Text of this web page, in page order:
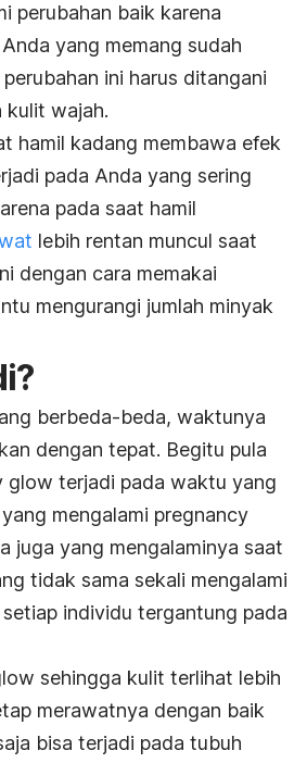
perubahan baik karena
yang memang sudah
ini harus ditangani
kulit wajah.
hamil kadang membawa efek
pada Anda yang sering
pada saat hamil
lebih rentan muncul saat
dengan cara memakai
mengurangi jumlah minyak
berbeda-beda, waktunya
dengan tepat. Begitu pula
glow terjadi pada waktu yang
mengalami pregnancy
juga yang mengalaminya saat
tidak sama sekali mengalami
individu tergantung pada
sehingga kulit terlihat lebih
merawatnya dengan baik
bisa terjadi pada tubuh